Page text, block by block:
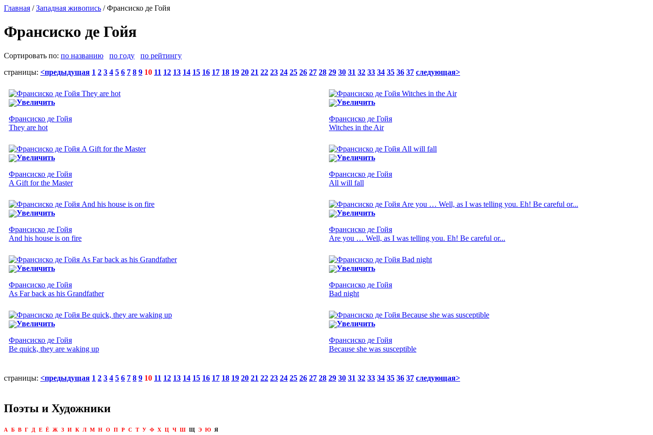
Главная /Западная живопись / Франсиско де Гойя
Франсиско де Гойя
Сортировать по: по названию по году
по рейтингу
страницы: <предыдущая 1 2 3 4 5 6 7 8 9 10 11 12 13 14 15 16 17 18 19 20 21 22 23 24 25 26 27 28 29 30 31 32 33 34 35 36 37 следующая>
Увеличить
Франсиско де Гойя
They are hot
Увеличить
Франсиско де Гойя
Witches in the Air
Увеличить
Франсиско де Гойя
A Gift for the Master
Увеличить
Франсиско де Гойя
All will fall
Увеличить
Франсиско де Гойя
And his house is on fire
Увеличить
Франсиско де Гойя
Are you … Well, as I was telling you. Eh! Be careful or...
Увеличить
Франсиско де Гойя
As Far back as his Grandfather
Увеличить
Франсиско де Гойя
Bad night
Увеличить
Франсиско де Гойя
Be quick, they are waking up
Увеличить
Франсиско де Гойя
Because she was susceptible
страницы: <предыдущая 1 2 3 4 5 6 7 8 9 10 11 12 13 14 15 16 17 18 19 20 21 22 23 24 25 26 27 28 29 30 31 32 33 34 35 36 37 следующая>
Поэты и Художники
А Б В Г Д Е Ё Ж З И К Л М Н О П Р С Т У Ф Х Ц Ч Ш Щ Э Ю Я